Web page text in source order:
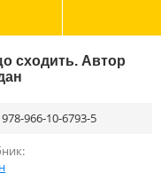
сходить. Автор
966-10-6793-5